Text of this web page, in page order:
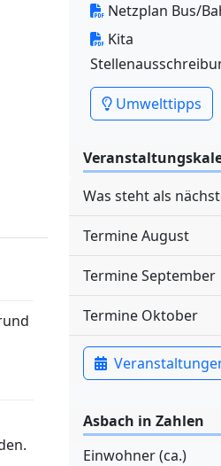
Netzplan Bus/
Kita
Umwelttipps
Was steht als
Termine August
Termine September
Termine Oktober
Asbach in Zahlen
Einwohner (ca.)